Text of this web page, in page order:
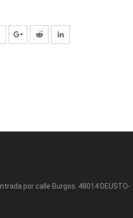
por calle Burgos. 48014 DEUSTO-